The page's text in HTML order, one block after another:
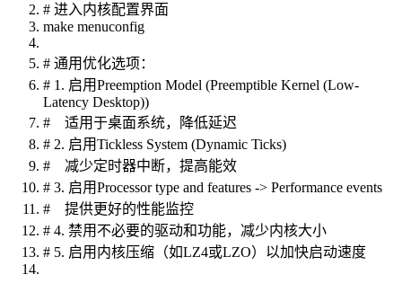
# 进入内核配置界面
make menuconfig
# 通用优化选项：
# 1. 启用Preemption Model (Preemptible Kernel (Low-
Latency Desktop))
# 适用于桌面系统，降低延迟
# 2. 启用Tickless System (Dynamic Ticks)
# 减少定时器中断，提高能效
# 3. 启用Processor type and features -> Performance events
# 提供更好的性能监控
# 4. 禁用不必要的驱动和功能，减少内核大小
# 5. 启用内核压缩（如LZ4或LZO）以加快启动速度